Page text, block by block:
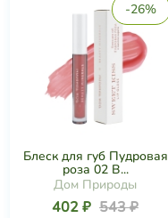
-26%
Блеск для губ Пудровая
роза 02 B...
Дом Природы
402 ₽ 543 ₽